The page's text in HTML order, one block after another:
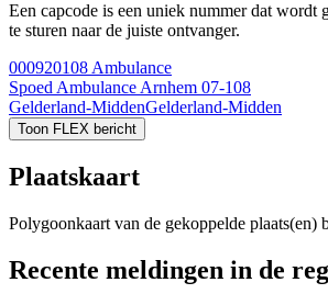
Een capcode is een uniek nummer dat wordt
te sturen naar de juiste ontvanger.
000920108 Ambulance
Spoed Ambulance Arnhem 07-108
Gelderland-MiddenGelderland-Midden
Toon FLEX bericht
Plaatskaart
Polygoonkaart van de gekoppelde plaats(en)
Recente meldingen in de